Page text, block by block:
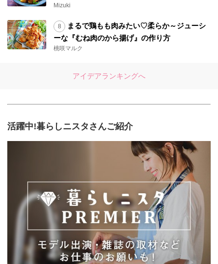
Mizuki
まるで鶏もも肉みたい♡柔らか～ジューシ
ーな『むね肉のから揚げ』の作り方
桃咲マルク
アイデアランキングへ
活躍中!暮らしニスタさんご紹介